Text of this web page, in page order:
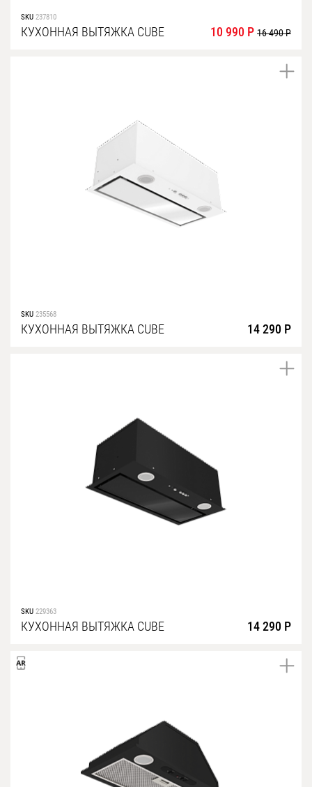
SKU 237810
КУХОННАЯ ВЫТЯЖКА CUBE 10 990 Р 16 490 Р
SKU 235568
КУХОННАЯ ВЫТЯЖКА CUBE 14 290 Р
SKU 229363
КУХОННАЯ ВЫТЯЖКА CUBE 14 290 Р